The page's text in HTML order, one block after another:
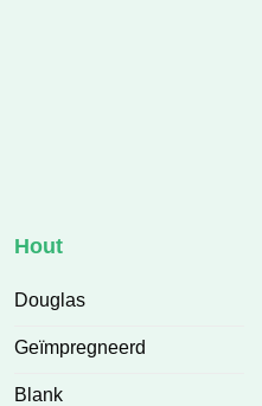
Hout
Douglas
Geïmpregneerd
Blank